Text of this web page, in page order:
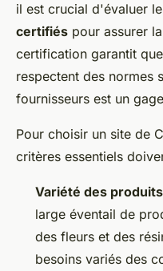
il est crucial d'évaluer
certifiés pour assurer la
certification garantit
respectent des normes
fournisseurs est un
Pour choisir un site de
critères essentiels
Variété des produits
large éventail de
des fleurs et des
besoins variés des